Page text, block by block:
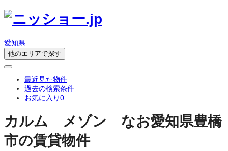
愛知県
他のエリアで探す
最近見た物件
過去の検索条件
お気に入り0
カルム メゾン なお愛知県豊橋
市の賃貸物件